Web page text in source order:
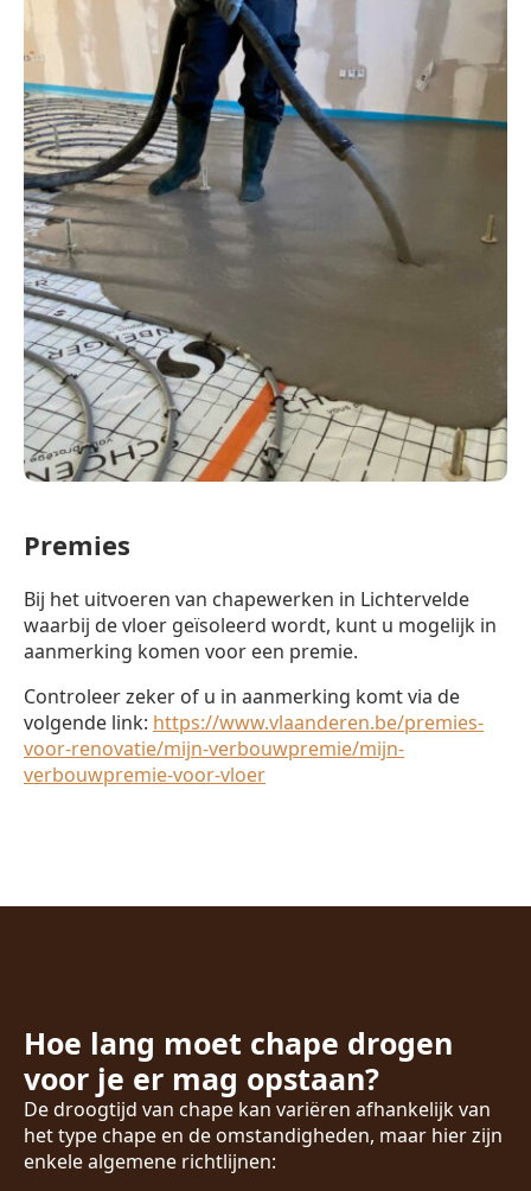
Premies
Bij het uitvoeren van chapewerken in Lichtervelde
waarbij de vloer geïsoleerd wordt, kunt u mogelijk in
aanmerking komen voor een premie.
Controleer zeker of u in aanmerking komt via de
volgende link: https://www.vlaanderen.be/premies-
voor-renovatie/mijn-verbouwpremie/mijn-
verbouwpremie-voor-vloer
Hoe lang moet chape drogen
voor je er mag opstaan?
De droogtijd van chape kan variëren afhankelijk van
het type chape en de omstandigheden, maar hier zijn
enkele algemene richtlijnen: